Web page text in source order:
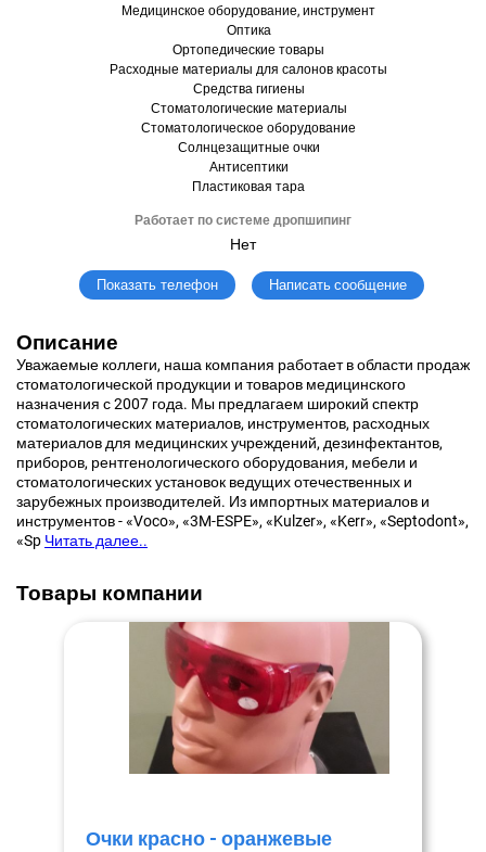
Медицинское оборудование, инструмент
Оптика
Ортопедические товары
Расходные материалы для салонов красоты
Средства гигиены
Стоматологические материалы
Стоматологическое оборудование
Солнцезащитные очки
Антисептики
Пластиковая тара
Работает по системе дропшипинг
Нет
Показать телефон Написать сообщение
Описание
Уважаемые коллеги, наша компания работает в области продаж
стоматологической продукции и товаров медицинского
назначения с 2007 года. Мы предлагаем широкий спектр
стоматологических материалов, инструментов, расходных
материалов для медицинских учреждений, дезинфектантов,
приборов, рентгенологического оборудования, мебели и
стоматологических установок ведущих отечественных и
зарубежных производителей. Из импортных материалов и
инструментов - «Voco», «3M-ESPE», «Kulzer», «Kerr», «Septodont»,
«Sp Читать далее..
Товары компании
Очки красно - оранжевые